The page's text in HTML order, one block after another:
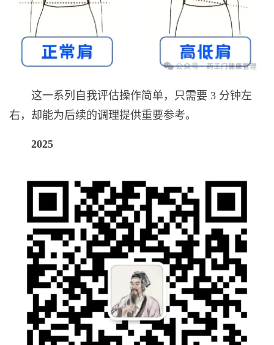
这一系列自我评估操作简单，只需要 3 分钟左
右，却能为后续的调理提供重要参考。
2025